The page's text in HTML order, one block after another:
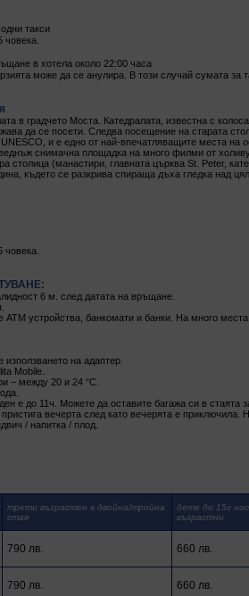
такси
в хотела около 22:00 часа
може да се анулира. В този случай сумата за
в градчето Моста. Катедралата, известна с
да се посети. Следва посещение на старата
и е едно от най-впечатляващите места на
снимачна площадка на много филми от
столица (манастири, главната църква St. Peter,
където се разкрива спираща дъха гледка над
6 м. след датата на връщане.
устройства, банкомати и банки. На много
на адаптер.
Mobile.
– между 20 и 24 °C.
е до 11ч. Можете да оставите багажа си в стаята
вечерта след като вечерята е приключила.
/ напитка / плод.
трети възрастен в двойна/тройна
стая
дете до 15г
възрастни
790 лв. 660 лв.
790 лв. 660 лв.